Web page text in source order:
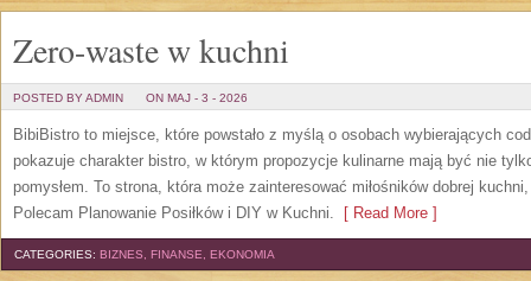
Zero-waste w kuchni
POSTED BY ADMIN ON MAJ - 3 - 2026
BibiBistro to miejsce, które powstało z myślą o osobach wybierających
pokazuje charakter bistro, w którym propozycje kulinarne mają być nie
pomysłem. To strona, która może zainteresować miłośników dobrej
Polecam Planowanie Posiłków i DIY w Kuchni. [ Read More ]
CATEGORIES: BIZNES, FINANSE, EKONOMIA